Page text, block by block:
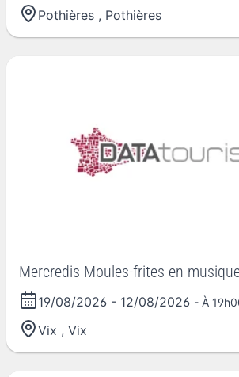
Pothières , Pothières
Mercredis Moules-frites en
19/08/2026 - 12/08/2026 - À
Vix , Vix